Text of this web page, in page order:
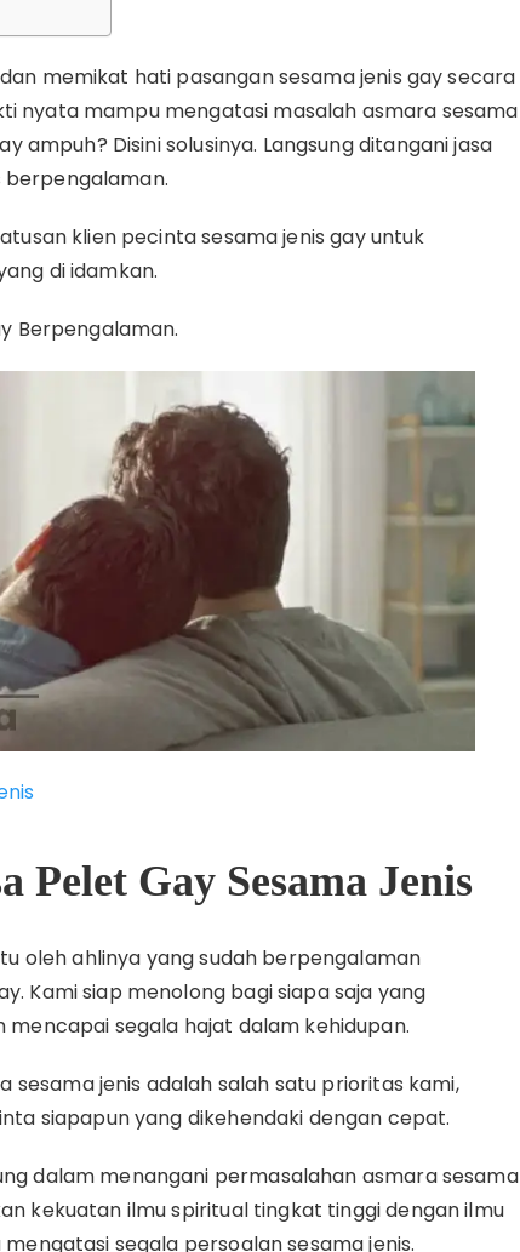
memikat hati pasangan sesama jenis gay secara
nyata mampu mengatasi masalah asmara sesama
ampuh? Disini solusinya. Langsung ditangani jasa
berpengalaman.
klien pecinta sesama jenis gay untuk
di idamkan.
Berpengalaman.
Pelet Gay Sesama Jenis
oleh ahlinya yang sudah berpengalaman
Kami siap menolong bagi siapa saja yang
segala hajat dalam kehidupan.
sesama jenis adalah salah satu prioritas kami,
siapapun yang dikehendaki dengan cepat.
dalam menangani permasalahan asmara sesama
kekuatan ilmu spiritual tingkat tinggi dengan ilmu
segala persoalan sesama jenis.